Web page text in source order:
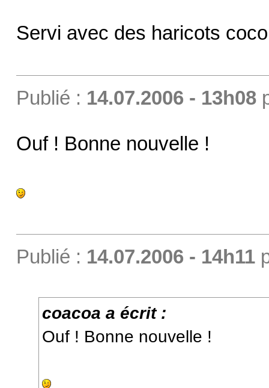
Servi avec des haricots
Publié : 14.07.2006 - 13h08
Ouf ! Bonne nouvelle !
Publié : 14.07.2006 - 14h11
coacoa a écrit :
Ouf ! Bonne nouvelle !